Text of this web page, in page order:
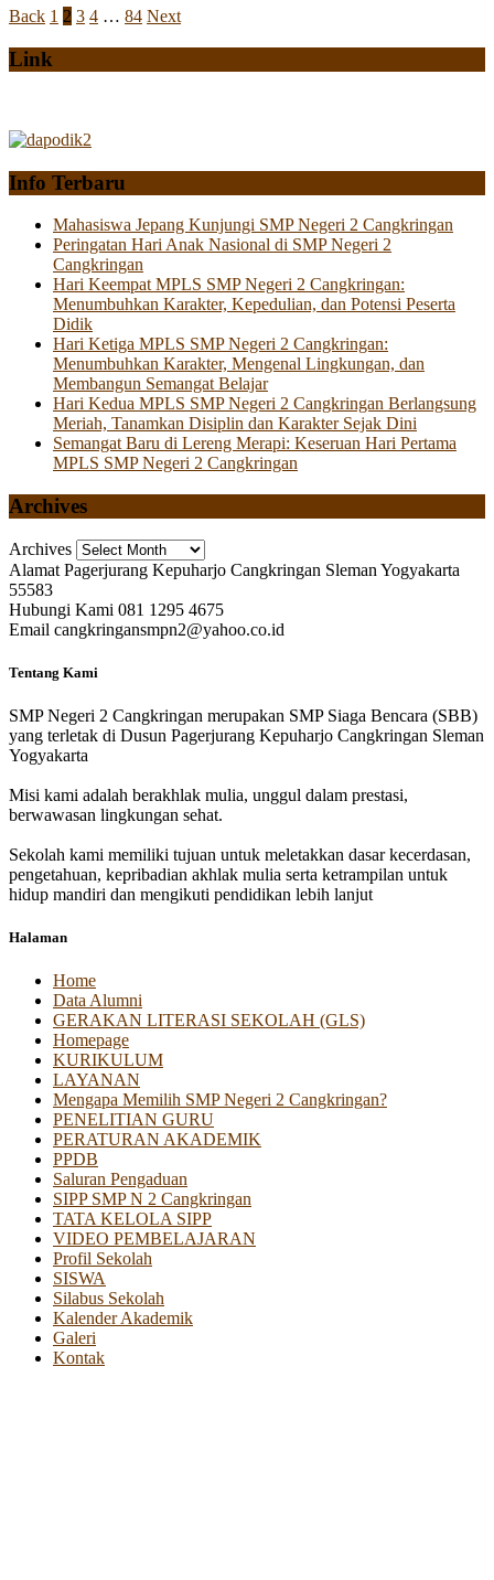
Back 1 2 3 4 … 84 Next
Link
Info Terbaru
Mahasiswa Jepang Kunjungi SMP Negeri 2 Cangkringan
Peringatan Hari Anak Nasional di SMP Negeri 2
Cangkringan
Hari Keempat MPLS SMP Negeri 2 Cangkringan:
Menumbuhkan Karakter, Kepedulian, dan Potensi Peserta
Didik
Hari Ketiga MPLS SMP Negeri 2 Cangkringan:
Menumbuhkan Karakter, Mengenal Lingkungan, dan
Membangun Semangat Belajar
Hari Kedua MPLS SMP Negeri 2 Cangkringan Berlangsung
Meriah, Tanamkan Disiplin dan Karakter Sejak Dini
Semangat Baru di Lereng Merapi: Keseruan Hari Pertama
MPLS SMP Negeri 2 Cangkringan
Archives
Archives
Alamat Pagerjurang Kepuharjo Cangkringan Sleman Yogyakarta
55583
Hubungi Kami 081 1295 4675
Email cangkringansmpn2@yahoo.co.id
Tentang Kami
SMP Negeri 2 Cangkringan merupakan SMP Siaga Bencara (SBB)
yang terletak di Dusun Pagerjurang Kepuharjo Cangkringan Sleman
Yogyakarta
Misi kami adalah berakhlak mulia, unggul dalam prestasi,
berwawasan lingkungan sehat.
Sekolah kami memiliki tujuan untuk meletakkan dasar kecerdasan,
pengetahuan, kepribadian akhlak mulia serta ketrampilan untuk
hidup mandiri dan mengikuti pendidikan lebih lanjut
Halaman
Home
Data Alumni
GERAKAN LITERASI SEKOLAH (GLS)
Homepage
KURIKULUM
LAYANAN
Mengapa Memilih SMP Negeri 2 Cangkringan?
PENELITIAN GURU
PERATURAN AKADEMIK
PPDB
Saluran Pengaduan
SIPP SMP N 2 Cangkringan
TATA KELOLA SIPP
VIDEO PEMBELAJARAN
Profil Sekolah
SISWA
Silabus Sekolah
Kalender Akademik
Galeri
Kontak